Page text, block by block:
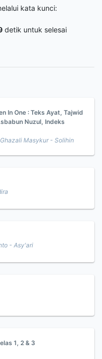
kata kunci:
detik untuk selesai
In One : Teks Ayat, Tajwid
Nuzul, Indeks
Masykur - Solihin
- Asy'ari
1, 2 & 3